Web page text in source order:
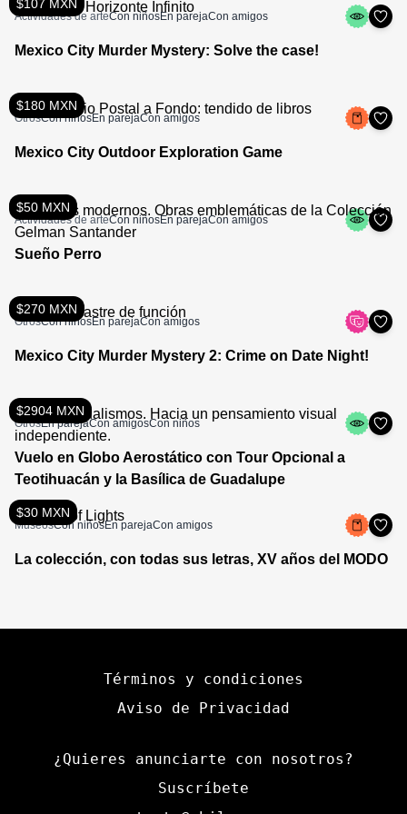
$107 MXN
Actividades de arteCon niñosEn parejaCon amigos
Mexico City Murder Mystery: Solve the case!
$180 MXN
OtrosCon niñosEn parejaCon amigos
Mexico City Outdoor Exploration Game
$50 MXN
Actividades de arteCon niñosEn parejaCon amigos
Sueño Perro
$270 MXN
OtrosCon niñosEn parejaCon amigos
Mexico City Murder Mystery 2: Crime on Date Night!
$2904 MXN
OtrosEn parejaCon amigosCon niños
Vuelo en Globo Aerostático con Tour Opcional a
Teotihuacán y la Basílica de Guadalupe
$30 MXN
MuseosCon niñosEn parejaCon amigos
La colección, con todas sus letras, XV años del MODO
Términos y condiciones
Aviso de Privacidad
¿Quieres anunciarte con nosotros?
Suscríbete